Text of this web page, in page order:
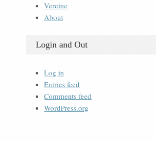
Vereine
About
Login and Out
Log in
Entries feed
Comments feed
WordPress.org